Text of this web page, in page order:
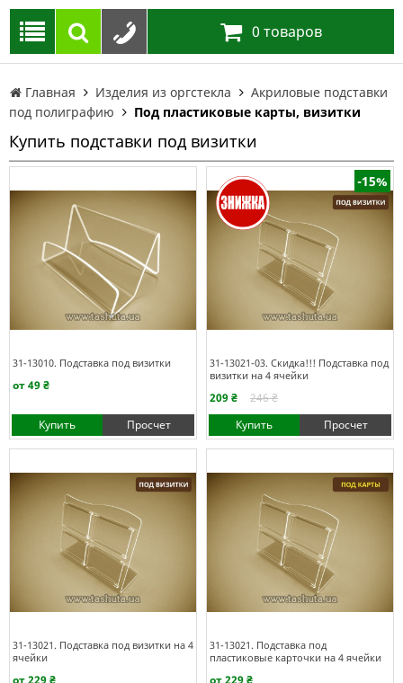
0 товаров
Главная Изделия из оргстекла
Акриловые подставки
под полиграфию
Под пластиковые карты, визитки
Купить подставки под визитки
31-13010. Подставка под визитки
от 49 ₴
Купить Просчет
-15%
31-13021-03. Скидка!!! Подставка под
визитки на 4 ячейки
209 ₴
246 ₴
Купить
Просчет
31-13021. Подставка под визитки на 4
ячейки
от 229 ₴
31-13021. Подставка под
пластиковые карточки на 4 ячейки
от 229 ₴